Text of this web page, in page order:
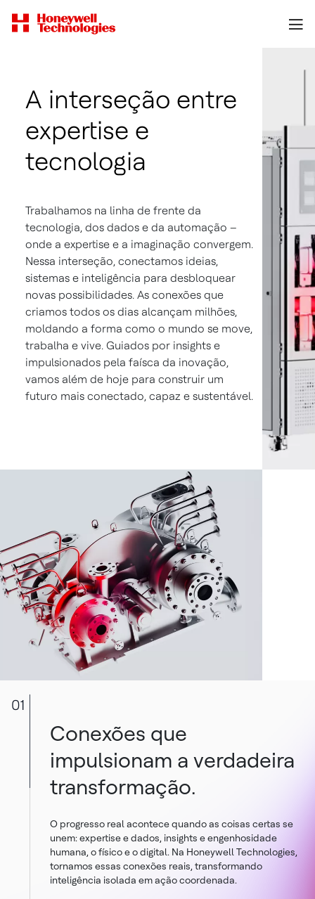
A interseção entre
expertise e
tecnologia
Trabalhamos na linha de frente da
tecnologia, dos dados e da automação –
onde a expertise e a imaginação convergem.
Nessa interseção, conectamos ideias,
sistemas e inteligência para desbloquear
novas possibilidades. As conexões que
criamos todos os dias alcançam milhões,
moldando a forma como o mundo se move,
trabalha e vive. Guiados por insights e
impulsionados pela faísca da inovação,
vamos além de hoje para construir um
futuro mais conectado, capaz e sustentável.
01
Conexões que
impulsionam a verdadeira
transformação.
O progresso real acontece quando as coisas certas se
unem: expertise e dados, insights e engenhosidade
humana, o físico e o digital. Na Honeywell Technologies,
tornamos essas conexões reais, transformando
inteligência isolada em ação coordenada.